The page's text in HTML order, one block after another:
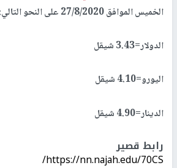
الخميس الموافق 27/8/2020 على النحو التالي:
الدولار=3.43 شيقل
اليورو=4.10 شيقل
الدينار=4.90 شيقل
رابط قصير
https://nn.najah.edu/70CS/